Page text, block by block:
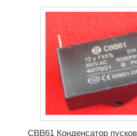
CBB61 Конденсатор